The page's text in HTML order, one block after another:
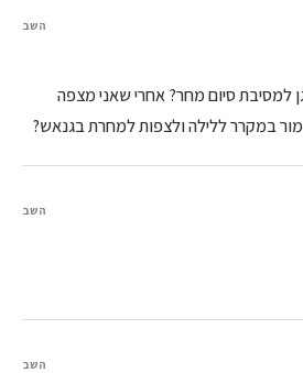
למסיבת סיום מחר? אחרי שאני מצפה
במקרר ללילה ולצפות למחרת בגנאש?
השב
השב
השב